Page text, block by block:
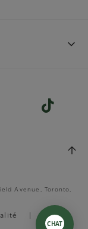
Avenue, Toronto,